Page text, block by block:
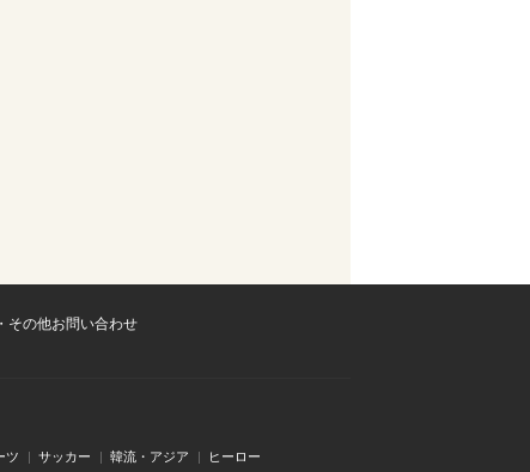
その他お問い合わせ
ツ サッカー 韓流・アジア ヒーロー